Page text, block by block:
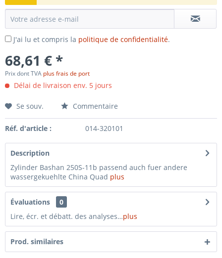
J'ai lu et compris la politique de confidentialité.
68,61 € *
Prix dont TVA plus frais de port
Délai de livraison env. 5 jours
Se souv. Commentaire
Réf. d'article : 014-320101
Description
Zylinder Bashan 250S-11b passend auch fuer andere
wassergekuehlte China Quad plus
Évaluations
0
Lire, écr. et débatt. des analyses…plus
Prod. similaires